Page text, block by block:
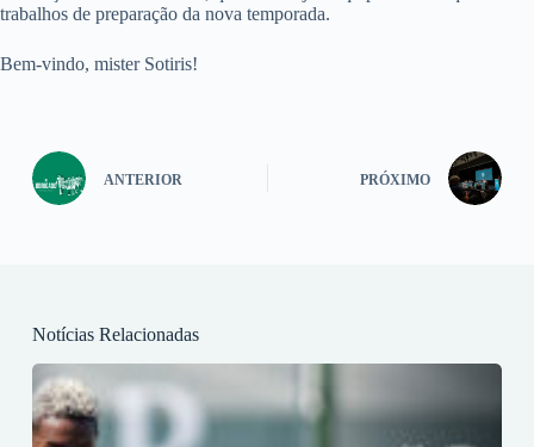
trabalhos de preparação da nova temporada.
Bem-vindo, mister Sotiris!
ANTERIOR PRÓXIMO
Notícias Relacionadas